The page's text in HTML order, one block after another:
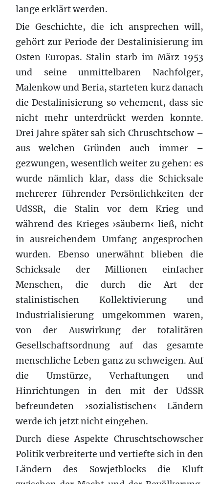
lange erklärt werden.
Die Geschichte, die ich ansprechen will,
gehört zur Periode der Destalinisierung im
Osten Europas. Stalin starb im März 1953
und seine unmittelbaren Nachfolger,
Malenkow und Beria, starteten kurz danach
die Destalinisierung so vehement, dass sie
nicht mehr unterdrückt werden konnte.
Drei Jahre später sah sich Chruschtschow –
aus welchen Gründen auch immer –
gezwungen, wesentlich weiter zu gehen: es
wurde nämlich klar, dass die Schicksale
mehrerer führender Persönlichkeiten der
UdSSR, die Stalin vor dem Krieg und
während des Krieges ›säubern‹ ließ, nicht
in ausreichendem Umfang angesprochen
wurden. Ebenso unerwähnt blieben die
Schicksale der Millionen einfacher
Menschen, die durch die Art der
stalinistischen Kollektivierung und
Industrialisierung umgekommen waren,
von der Auswirkung der totalitären
Gesellschaftsordnung auf das gesamte
menschliche Leben ganz zu schweigen. Auf
die Umstürze, Verhaftungen und
Hinrichtungen in den mit der UdSSR
befreundeten ›sozialistischen‹ Ländern
werde ich jetzt nicht eingehen.
Durch diese Aspekte Chruschtschowscher
Politik verbreiterte und vertiefte sich in den
Ländern des Sowjetblocks die Kluft